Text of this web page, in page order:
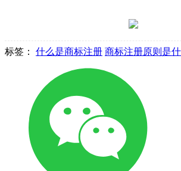
标签： 什么是商标注册 商标注册原则是